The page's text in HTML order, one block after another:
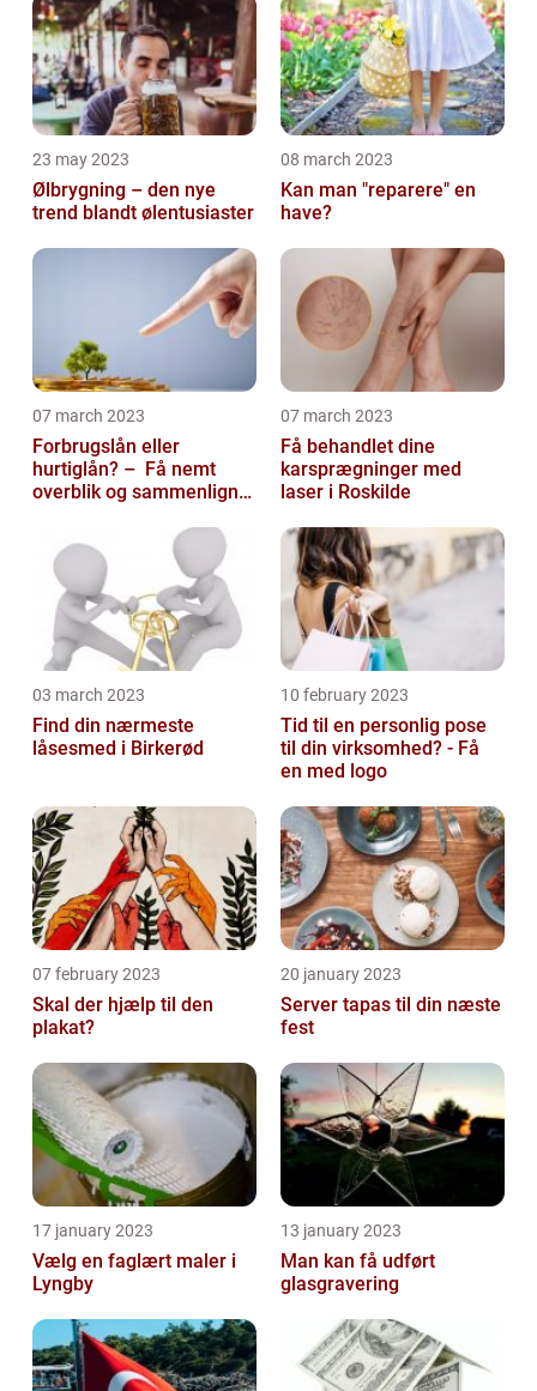
23 may 2023
Ølbrygning – den nye
trend blandt ølentusiaster
08 march 2023
Kan man "reparere" en
have?
07 march 2023
Forbrugslån eller
hurtiglån? – Få nemt
overblik og sammenlign
07 march 2023
Få behandlet dine
karsprægninger med
laser i Roskilde
03 march 2023
Find din nærmeste
låsesmed i Birkerød
10 february 2023
Tid til en personlig pose
til din virksomhed? - Få
en med logo
07 february 2023
Skal der hjælp til den
plakat?
20 january 2023
Server tapas til din næste
fest
17 january 2023
Vælg en faglært maler i
Lyngby
13 january 2023
Man kan få udført
glasgravering